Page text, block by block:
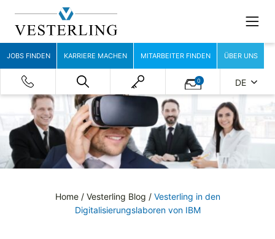
JOBS FINDEN KARRIERE MACHEN MITARBEITER FINDEN ÜBER UNS
0 DE
Home/ Vesterling Blog / Vesterling in den
Digitalisierungslaboren von IBM